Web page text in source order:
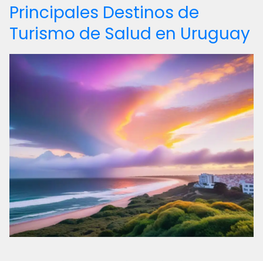
Principales Destinos de
Turismo de Salud en Uruguay